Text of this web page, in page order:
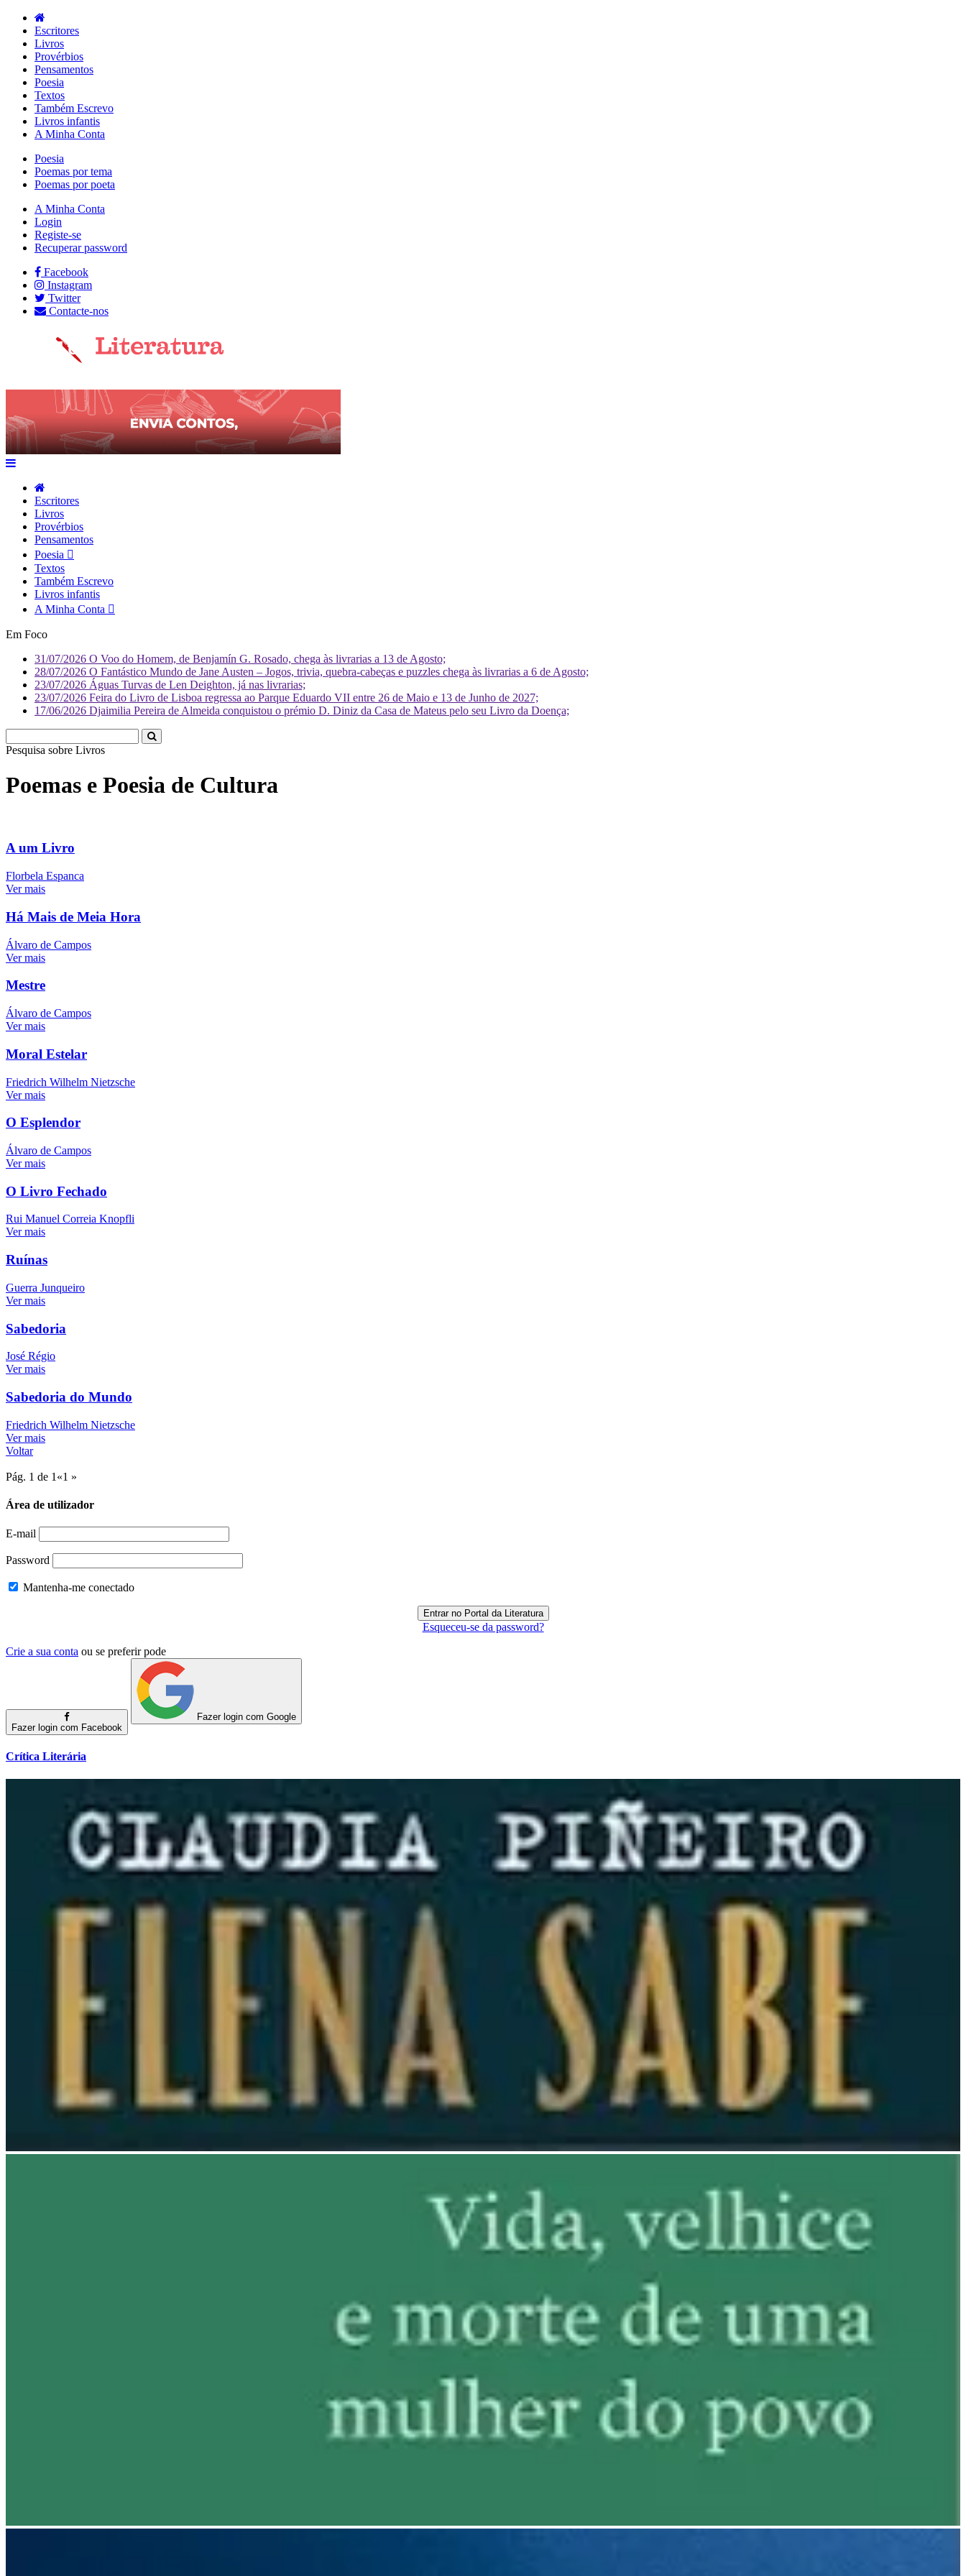
Escritores
Livros
Provérbios
Pensamentos
Poesia
Textos
Também Escrevo
Livros infantis
A Minha Conta
Poesia
Poemas por tema
Poemas por poeta
A Minha Conta
Login
Registe-se
Recuperar password
Facebook
Instagram
Twitter
Contacte-nos
Escritores
Livros
Provérbios
Pensamentos
Poesia
Textos
Também Escrevo
Livros infantis
A Minha Conta
Em Foco
31/07/2026 O Voo do Homem, de Benjamín G. Rosado, chega às livrarias a 13 de Agosto;
28/07/2026 O Fantástico Mundo de Jane Austen – Jogos, trivia, quebra-cabeças e puzzles chega às livrarias a 6 de Agosto;
23/07/2026 Águas Turvas de Len Deighton, já nas livrarias;
23/07/2026 Feira do Livro de Lisboa regressa ao Parque Eduardo VII entre 26 de Maio e 13 de Junho de 2027;
17/06/2026 Djaimilia Pereira de Almeida conquistou o prémio D. Diniz da Casa de Mateus pelo seu Livro da Doença;
Pesquisa sobre L
Poemas e Poesia de Cultura
A um Livro
Florbela Espanca
Ver mais
Há Mais de Meia Hora
Álvaro de Campos
Ver mais
Mestre
Álvaro de Campos
Ver mais
Moral Estelar
Friedrich Wilhelm Nietzsche
Ver mais
O Esplendor
Álvaro de Campos
Ver mais
O Livro Fechado
Rui Manuel Correia Knopfli
Ver mais
Ruínas
Guerra Junqueiro
Ver mais
Sabedoria
José Régio
Ver mais
Sabedoria do Mundo
Friedrich Wilhelm Nietzsche
Ver mais
Voltar
Pág. 1 de 1 «1 »
Área de utilizador
E-mail
Password
Mantenha-me conectado
Esqueceu-se da password?
Crie a sua conta ou se preferir pode
Fazer login com Facebook
Fazer login com Google
Crítica Literária